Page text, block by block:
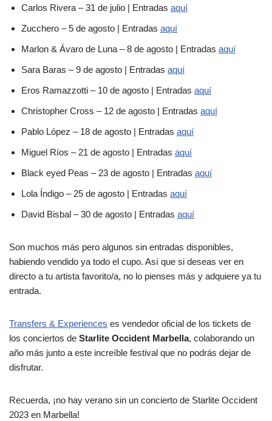
Carlos Rivera – 31 de julio | Entradas aquí
Zucchero – 5 de agosto | Entradas aquí
Marlon & Ávaro de Luna – 8 de agosto | Entradas aquí
Sara Baras – 9 de agosto | Entradas aquí
Eros Ramazzotti – 10 de agosto | Entradas aquí
Christopher Cross – 12 de agosto | Entradas aquí
Pablo López – 18 de agosto | Entradas aquí
Miguel Ríos – 21 de agosto | Entradas aquí
Black eyed Peas – 23 de agosto | Entradas aquí
Lola Índigo – 25 de agosto | Entradas aquí
David Bisbal – 30 de agosto | Entradas aquí
Son muchos más pero algunos sin entradas disponibles,
habiendo vendido ya todo el cupo. Así que si deseas ver en
directo a tu artista favorito/a, no lo pienses más y adquiere ya tu
entrada.
Transfers & Experiences es vendedor oficial de los tickets de
los conciertos de Starlite Occident Marbella, colaborando un
año más junto a este increíble festival que no podrás dejar de
disfrutar.
Recuerda, ¡no hay verano sin un concierto de Starlite Occident
2023 en Marbella!